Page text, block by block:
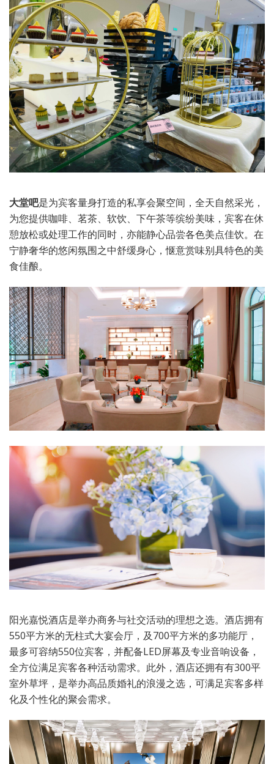
大堂吧是为宾客量身打造的私享会聚空间，全天自然采光，
为您提供咖啡、茗茶、软饮、下午茶等缤纷美味，宾客在休
憩放松或处理工作的同时，亦能静心品尝各色美点佳饮。在
宁静奢华的悠闲氛围之中舒缓身心，惬意赏味别具特色的美
食佳酿。
阳光嘉悦酒店是举办商务与社交活动的理想之选。酒店拥有
550平方米的无柱式大宴会厅，及700平方米的多功能厅，
最多可容纳550位宾客，并配备LED屏幕及专业音响设备，
全方位满足宾客各种活动需求。此外，酒店还拥有有300平
室外草坪，是举办高品质婚礼的浪漫之选，可满足宾客多样
化及个性化的聚会需求。